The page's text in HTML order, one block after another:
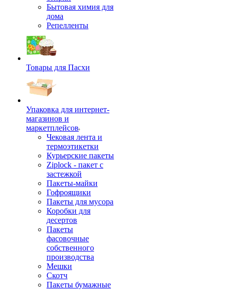
Бытовая химия для
дома
Репелленты
Товары для Пасхи
Упаковка для интернет-
магазинов и
маркетплейсов
Чековая лента и
термоэтикетки
Курьерские пакеты
Ziplock - пакет с
застежкой
Пакеты-майки
Гофроящики
Пакеты для мусора
Коробки для
десертов
Пакеты
фасовочные
собственного
производства
Мешки
Скотч
Пакеты бумажные